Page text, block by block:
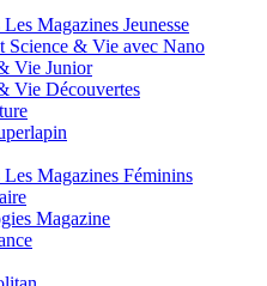
Magazines Jeunesse
Science & Vie avec Nano
Vie Junior
Vie Découvertes
Magazines Féminins
Magazine